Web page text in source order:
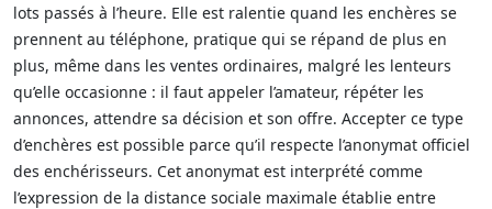
lots passés à l’heure. Elle est ralentie quand les enchères se
prennent au téléphone, pratique qui se répand de plus en
plus, même dans les ventes ordinaires, malgré les lenteurs
qu’elle occasionne : il faut appeler l’amateur, répéter les
annonces, attendre sa décision et son offre. Accepter ce type
d’enchères est possible parce qu’il respecte l’anonymat officiel
des enchérisseurs. Cet anonymat est interprété comme
l’expression de la distance sociale maximale établie entre